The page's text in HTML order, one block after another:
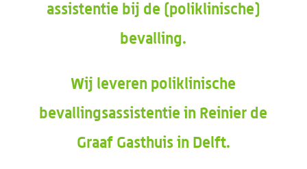
assistentie bij de (poliklinische)
bevalling.
Wij leveren poliklinische
bevallingsassistentie in Reinier de
Graaf Gasthuis in Delft.